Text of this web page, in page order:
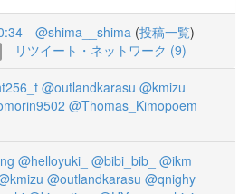
@shima__shima (投稿一覧)
リツイート・ネットワーク (9)
@outlandkarasu @kmizu
@Thomas_Kimopoem
@helloyuki_ @bibi_bib_ @ikm
@outlandkarasu @qnighy